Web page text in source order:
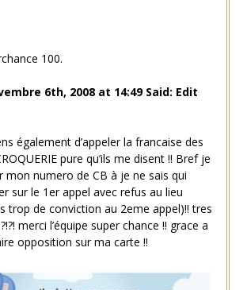
100.
6th, 2008 at 14:49 Said: Edit
également d’appeler la francaise des
pure qu’ils me disent !! Bref je
mon numero de CB à je ne sais qui
sur le 1er appel avec refus au lieu
trop de conviction au 2eme appel)!! tres
merci l’équipe super chance !! grace a
opposition sur ma carte !!